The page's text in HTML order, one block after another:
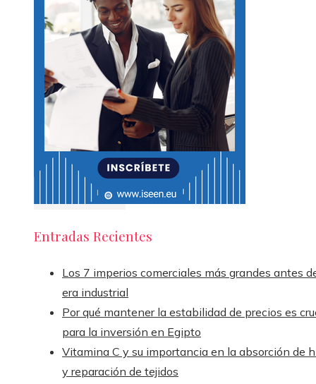
Entradas Recientes
Los 7 imperios comerciales más grandes antes
era industrial
Por qué mantener la estabilidad de precios es
para la inversión en Egipto
Vitamina C y su importancia en la absorción de
y reparación de tejidos